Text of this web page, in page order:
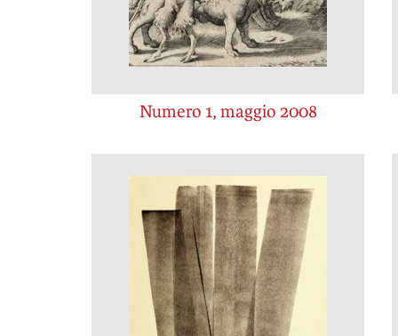
Numero 1, maggio 2008